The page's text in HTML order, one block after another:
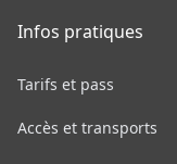
Infos pratiques
Tarifs et pass
Accès et transports